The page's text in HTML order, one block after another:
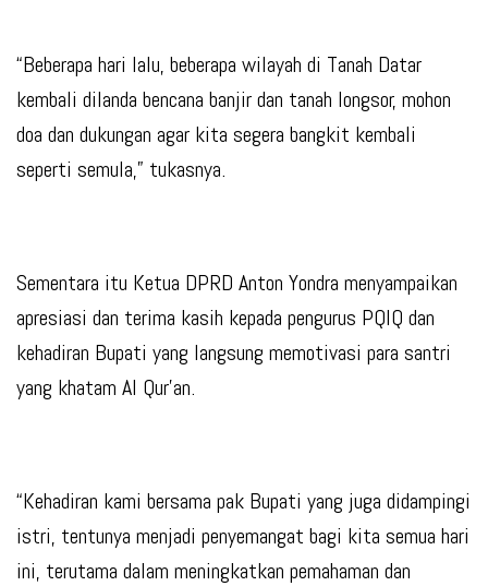
“Beberapa hari lalu, beberapa wilayah di Tanah Datar
kembali dilanda bencana banjir dan tanah longsor, mohon
doa dan dukungan agar kita segera bangkit kembali
seperti semula,” tukasnya.
Sementara itu Ketua DPRD Anton Yondra menyampaikan
apresiasi dan terima kasih kepada pengurus PQIQ dan
kehadiran Bupati yang langsung memotivasi para santri
yang khatam Al Qur’an.
“Kehadiran kami bersama pak Bupati yang juga didampingi
istri, tentunya menjadi penyemangat bagi kita semua hari
ini, terutama dalam meningkatkan pemahaman dan